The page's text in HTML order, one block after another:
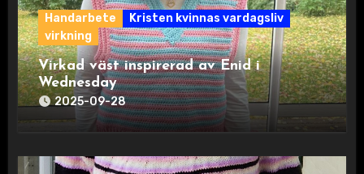
Handarbete
Kristen kvinnas vardagsliv
virkning
Virkad väst inspirerad av Enid i
Wednesday
2025-09-28